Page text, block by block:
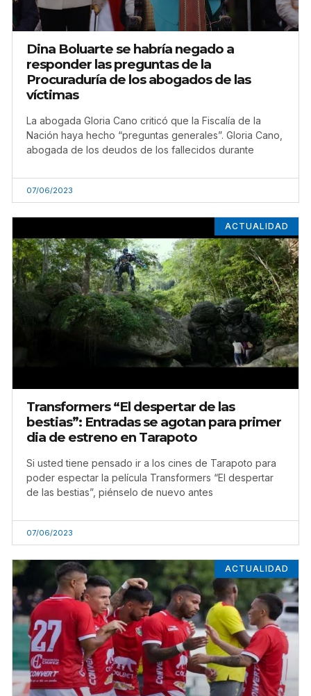
Dina Boluarte se habría negado a
responder las preguntas de la
Procuraduría de los abogados de las
víctimas
La abogada Gloria Cano criticó que la Fiscalía de la
Nación haya hecho “preguntas generales”. Gloria Cano,
abogada de los deudos de los fallecidos durante
07/06/2023
ACTUALIDAD
Transformers “El despertar de las
bestias”: Entradas se agotan para primer
dia de estreno en Tarapoto
Si usted tiene pensado ir a los cines de Tarapoto para
poder espectar la película Transformers “El despertar
de las bestias”, piénselo de nuevo antes
07/06/2023
ACTUALIDAD